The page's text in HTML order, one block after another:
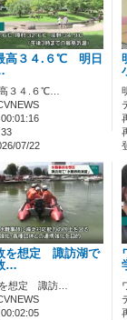
高３４.６℃ 明日
３４.６℃…
07/22
を想定 諏訪湖で
…
想定 諏訪…